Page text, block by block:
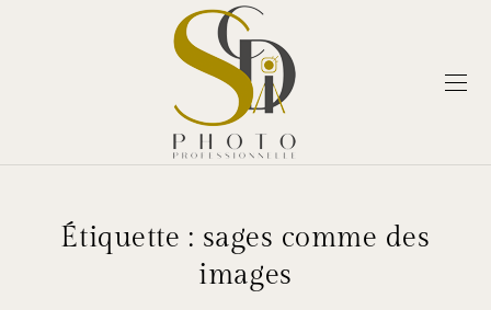
Étiquette : sages comme des
images